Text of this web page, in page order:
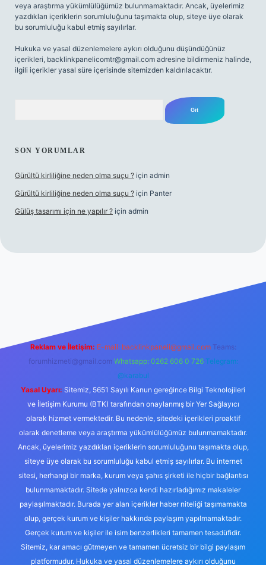
veya araştırma yükümlülüğümüz bulunmamaktadır. Ancak, üyelerimiz
yazdıkları içeriklerin sorumluluğunu taşımakta olup, siteye üye olarak
bu sorumluluğu kabul etmiş sayılırlar.
Hukuka ve yasal düzenlemelere aykırı olduğunu düşündüğünüz
içerikleri, backlinkpanelicomtr@gmail.com adresine bildirmeniz halinde,
ilgili içerikler yasal süre içerisinde sitemizden kaldırılacaktır.
SON YORUMLAR
Gürültü kirliliğine neden olma suçu ? için admin
Gürültü kirliliğine neden olma suçu ? için Panter
Gülüş tasarımı için ne yapılır ? için admin
Reklam ve İletişim: E-mail: backlinkpaneli@gmail.com Teams:
forumhizmeti@gmail.com Whatsapp: 0262 606 0 726 Telegram:
@karabul
Yasal Uyarı: Sitemiz, 5651 Sayılı Kanun gereğince Bilgi Teknolojileri
ve İletişim Kurumu (BTK) tarafından onaylanmış bir Yer Sağlayıcı
olarak hizmet vermektedir. Bu nedenle, sitedeki içerikleri proaktif
olarak denetleme veya araştırma yükümlülüğümüz bulunmamaktadır.
Ancak, üyelerimiz yazdıkları içeriklerin sorumluluğunu taşımakta olup,
siteye üye olarak bu sorumluluğu kabul etmiş sayılırlar. Bu internet
sitesi, herhangi bir marka, kurum veya şahıs şirketi ile hiçbir bağlantısı
bulunmamaktadır. Sitede yalnızca kendi hazırladığımız makaleler
paylaşılmaktadır. Burada yer alan içerikler haber niteliği taşımamakta
olup, gerçek kurum ve kişiler hakkında paylaşım yapılmamaktadır.
Gerçek kurum ve kişiler ile isim benzerlikleri tamamen tesadüfidir.
Sitemiz, kar amacı gütmeyen ve tamamen ücretsiz bir bilgi paylaşım
platformudur. Hukuka ve yasal düzenlemelere aykırı olduğunu